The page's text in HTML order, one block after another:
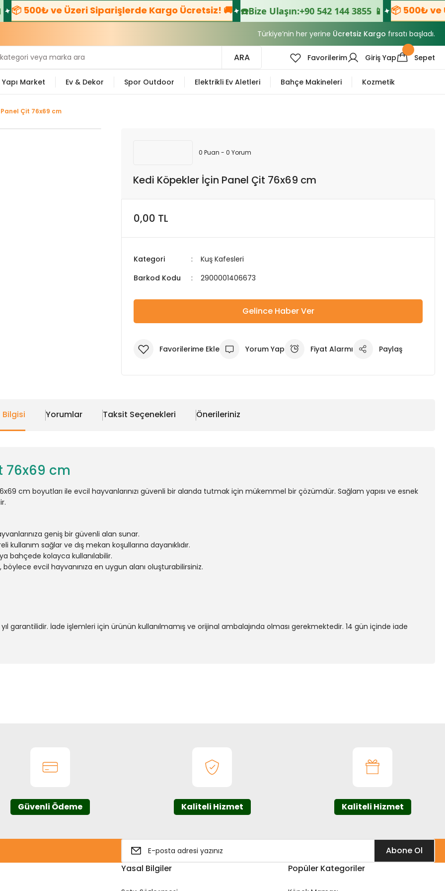
📦 500₺ ve Üzeri Siparişlerde Kargo Ücretsiz! 🚚 ☎️Bize Ulaşın:+90 542 144 3855 📱 📦 500₺ ve
Türkiye’nin her yerine Ücretsiz Kargo fırsatı başladı.
ARA Favorilerim Giriş Yap Sepet
Yapı Market Ev & Dekor Spor Outdoor Elektrikli Ev Aletleri Bahçe Makineleri Kozmetik
Çit 76x69 cm
0 Puan - 0 Yorum
Kedi Köpekler İçin Panel Çit 76x69 cm
0,00 TL
Kategori
Kuş Kafesleri
Barkod Kodu
2900001406673
Gelince Haber Ver
Yorum Yap Fiyat Alarmı Paylaş
Bilgisi Yorumlar Taksit Seçenekleri Önerileriniz
76x69 cm
cm boyutları ile evcil hayvanlarınızı güvenli bir alanda tutmak için mükemmel bir çözümdür. Sağlam yapısı ve esnek
geniş bir güvenli alan sunar.
kullanım sağlar ve dış mekan koşullarına dayanıklıdır.
bahçede kolayca kullanılabilir.
evcil hayvanınıza en uygun alanı oluşturabilirsiniz.
garantilidir. İade işlemleri için ürünün kullanılmamış ve orijinal ambalajında olması gerekmektedir. 14 gün içinde iade
Güvenli Ödeme Kaliteli Hizmet Kaliteli Hizmet
Abone Ol
Yasal Bilgiler
Popüler Kategoriler